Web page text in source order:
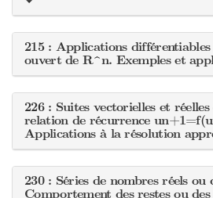
215 : Applications
ouvert de R^n. Exemples et
226 : Suites vectorielles et
relation de récurrence
Applications à la résolution
230 : Séries de nombres réels ou
Comportement des restes ou